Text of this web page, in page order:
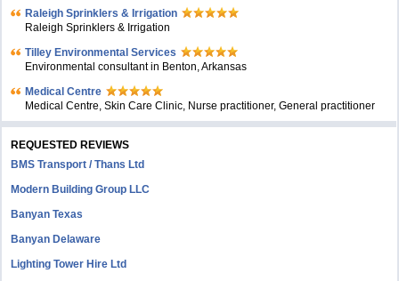
Raleigh Sprinklers & Irrigation
Raleigh Sprinklers & Irrigation
Tilley Environmental Services
Environmental consultant in Benton, Arkansas
Medical Centre
Medical Centre, Skin Care Clinic, Nurse practitioner, General practitioner
REQUESTED REVIEWS
BMS Transport / Thans Ltd
Modern Building Group LLC
Banyan Texas
Banyan Delaware
Lighting Tower Hire Ltd